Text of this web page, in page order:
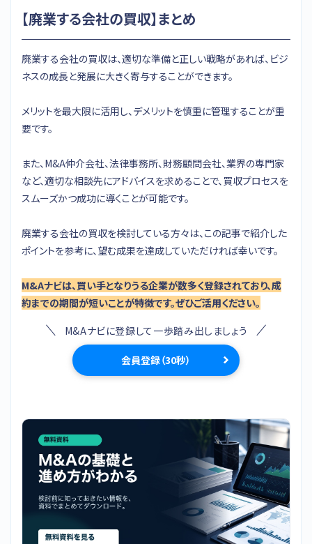
【廃業する会社の買収】まとめ
廃業する会社の買収は、適切な準備と正しい戦略があれば、ビジ
ネスの成長と発展に大きく寄与することができます。
メリットを最大限に活用し、デメリットを慎重に管理することが重
要です。
また、M&A仲介会社、法律事務所、財務顧問会社、業界の専門家
など、適切な相談先にアドバイスを求めることで、買収プロセスを
スムーズかつ成功に導くことが可能です。
廃業する会社の買収を検討している方々は、この記事で紹介した
ポイントを参考に、望む成果を達成していただければ幸いです。
M&Aナビは、買い手となりうる企業が数多く登録されており、成
約までの期間が短いことが特徴です。ぜひご活用ください。
M&Aナビに登録して一歩踏み出しましょう
会員登録（30秒）